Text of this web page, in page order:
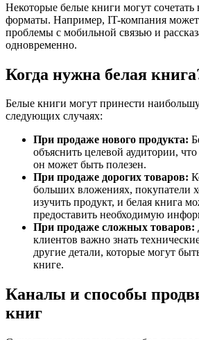
Некоторые белые книги могут сочетать
форматы. Например, IT-компания
проблемы с мобильной связью и
одновременно.
Когда нужна белая
Белые книги могут принести
следующих случаях:
При продаже нового продукта:
объяснить целевой аудитории,
он может быть полезен.
При продаже дорогих товаров:
больших вложениях, покупатели
изучить продукт, и белая книга
предоставить необходимую
При продаже сложных товаров:
клиентов важно знать
другие детали, которые могут
книге.
Каналы и способы
книг